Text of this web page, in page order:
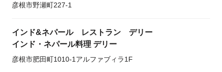
彦根市野瀬町227-1
インド&ネパール レストラン デリー
インド・ネパール料理 デリー
彦根市肥田町1010-1アルファブィラ1F